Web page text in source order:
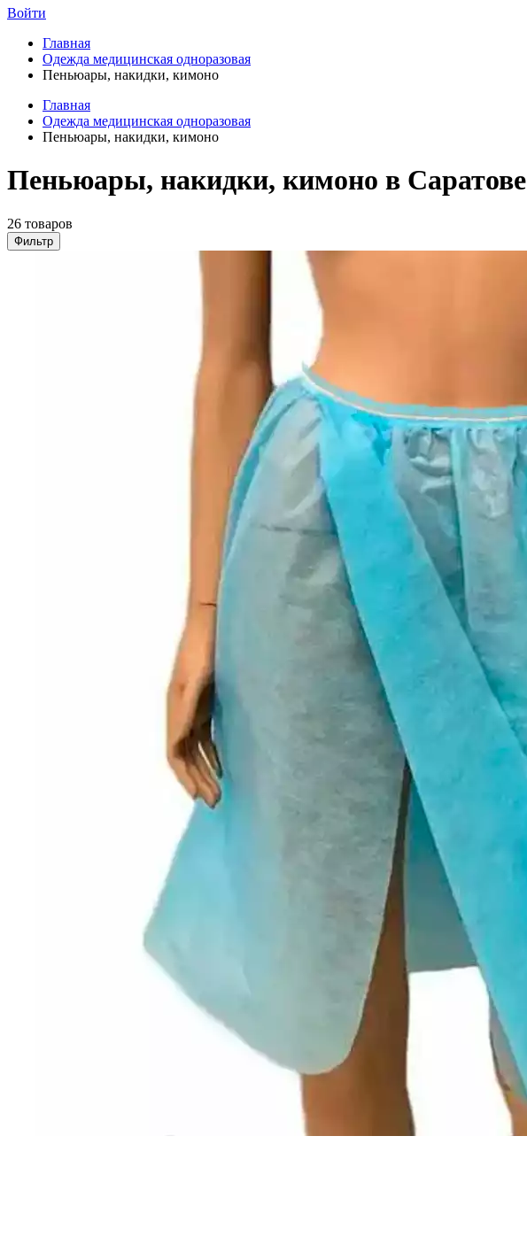
Войти
Главная
Одежда медицинская одноразовая
Пеньюары, накидки, кимоно
Главная
Одежда медицинская одноразовая
Пеньюары, накидки, кимоно
Пеньюары, накидки, кимоно в Саратове
26 товаров
Фильтр